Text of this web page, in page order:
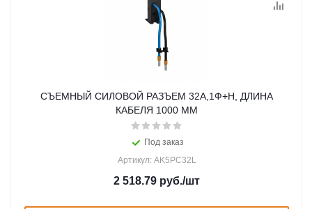
СЪЕМНЫЙ СИЛОВОЙ РАЗЪЕМ 32А,1Ф+Н, ДЛИНА
КАБЕЛЯ 1000 ММ
Под заказ
Артикул: AK5PC32L
2 518.79 руб./шт